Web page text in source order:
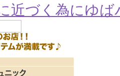
づく為にゆば